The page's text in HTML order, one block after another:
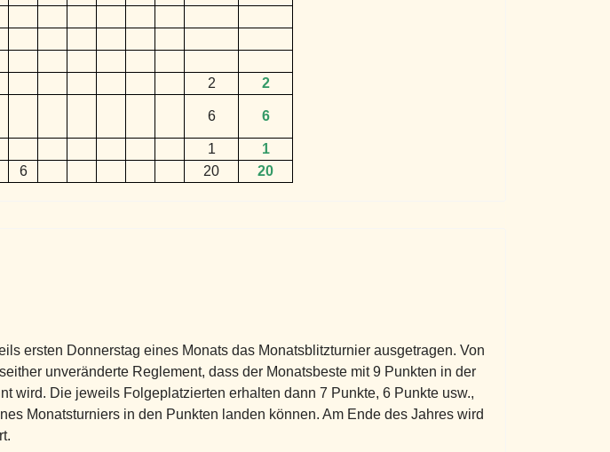
2 2
6 6
1
1
6 20 20
ersten Donnerstag eines Monats das Monatsblitzturnier ausgetragen. Von
unveränderte Reglement, dass der Monatsbeste mit 9 Punkten in der
wird. Die jeweils Folgeplatzierten erhalten dann 7 Punkte, 6 Punkte usw.,
Monatsturniers in den Punkten landen können. Am Ende des Jahres wird